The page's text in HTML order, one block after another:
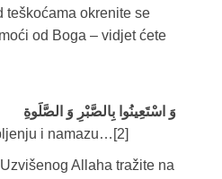
teškoćama okrenite se
od Boga – vidjet ćete
وَ اسْتَعِينُوا بِالصَّبْرِ وَ الصَّلَوةِ
i namazu…[2]
Allaha tražite na